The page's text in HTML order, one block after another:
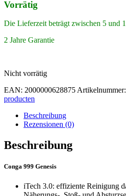
Vorrätig
Die Lieferzeit beträgt zwischen 5 und
2 Jahre Garantie
Nicht vorrätig
EAN: 2000000628875 Artikelnummer:
producten
Beschreibung
Rezensionen (0)
Beschreibung
Conga 999 Genesis
iTech 3.0: effiziente Reinigung